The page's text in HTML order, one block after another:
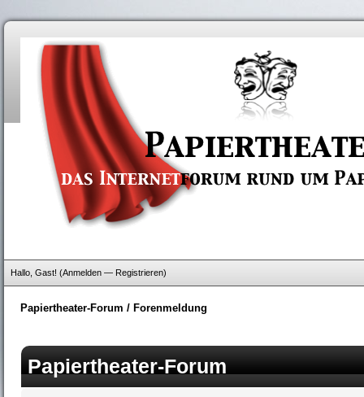
Hallo, Gast! (Anmelden — Registrieren)
Papiertheater-Forum / Forenmeldung
Papiertheater-Forum